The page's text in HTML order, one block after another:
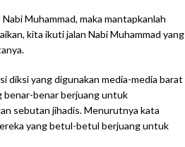
Muhammad, maka mantapkanlah
kita ikuti jalan Nabi Muhammad yang
diksi yang digunakan media-media barat
benar-benar berjuang untuk
sebutan jihadis. Menurutnya kata
yang betul-betul berjuang untuk